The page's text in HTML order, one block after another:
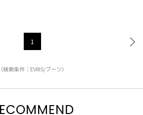
1
（検索条件：EVRIS/ブーツ）